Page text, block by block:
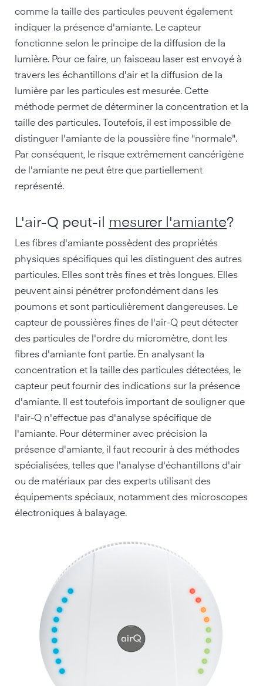
comme la taille des particules peuvent également
indiquer la présence d'amiante. Le capteur
fonctionne selon le principe de la diffusion de la
lumière. Pour ce faire, un faisceau laser est envoyé à
travers les échantillons d'air et la diffusion de la
lumière par les particules est mesurée. Cette
méthode permet de déterminer la concentration et la
taille des particules. Toutefois, il est impossible de
distinguer l'amiante de la poussière fine "normale".
Par conséquent, le risque extrêmement cancérigène
de l'amiante ne peut être que partiellement
représenté.
L'air-Q peut-il mesurer l'amiante?
Les fibres d'amiante possèdent des propriétés
physiques spécifiques qui les distinguent des autres
particules. Elles sont très fines et très longues. Elles
peuvent ainsi pénétrer profondément dans les
poumons et sont particulièrement dangereuses. Le
capteur de poussières fines de l'air-Q peut détecter
des particules de l'ordre du micromètre, dont les
fibres d'amiante font partie. En analysant la
concentration et la taille des particules détectées, le
capteur peut fournir des indications sur la présence
d'amiante. Il est toutefois important de souligner que
l'air-Q n'effectue pas d'analyse spécifique de
l'amiante. Pour déterminer avec précision la
présence d'amiante, il faut recourir à des méthodes
spécialisées, telles que l'analyse d'échantillons d'air
ou de matériaux par des experts utilisant des
équipements spéciaux, notamment des microscopes
électroniques à balayage.